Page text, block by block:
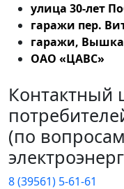
улица 30-лет
гаражи пер.
гаражи, Вышка
ОАО «ЦАВС»
Контактный
(по
8 (39561) 5-61-61